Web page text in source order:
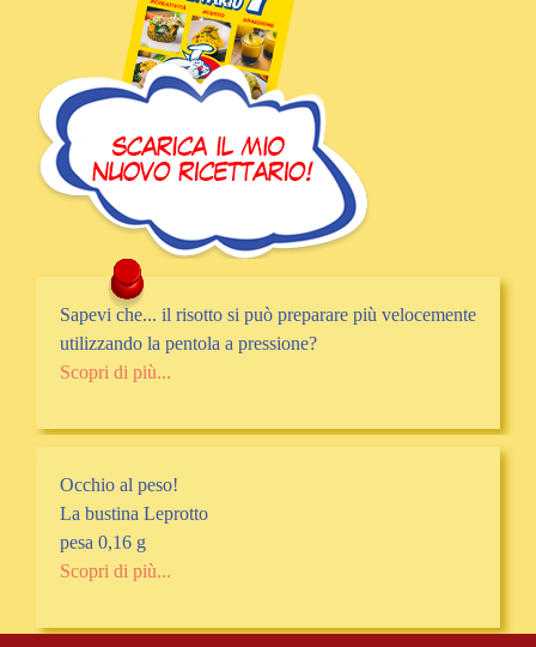
Sapevi che... il risotto si può preparare più velocemente
utilizzando la pentola a pressione?
Scopri di più...
Occhio al peso!
La bustina Leprotto
pesa 0,16 g
Scopri di più...